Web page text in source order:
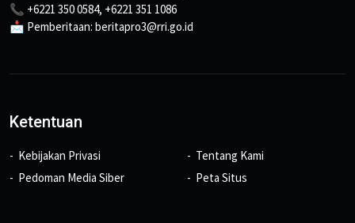
📞 +6221 350 0584, +6221 351 1086
📩 Pemberitaan: beritapro3@rri.go.id
Ketentuan
Kebijakan Privasi
Pedoman Media Siber
Tentang Kami
Peta Situs